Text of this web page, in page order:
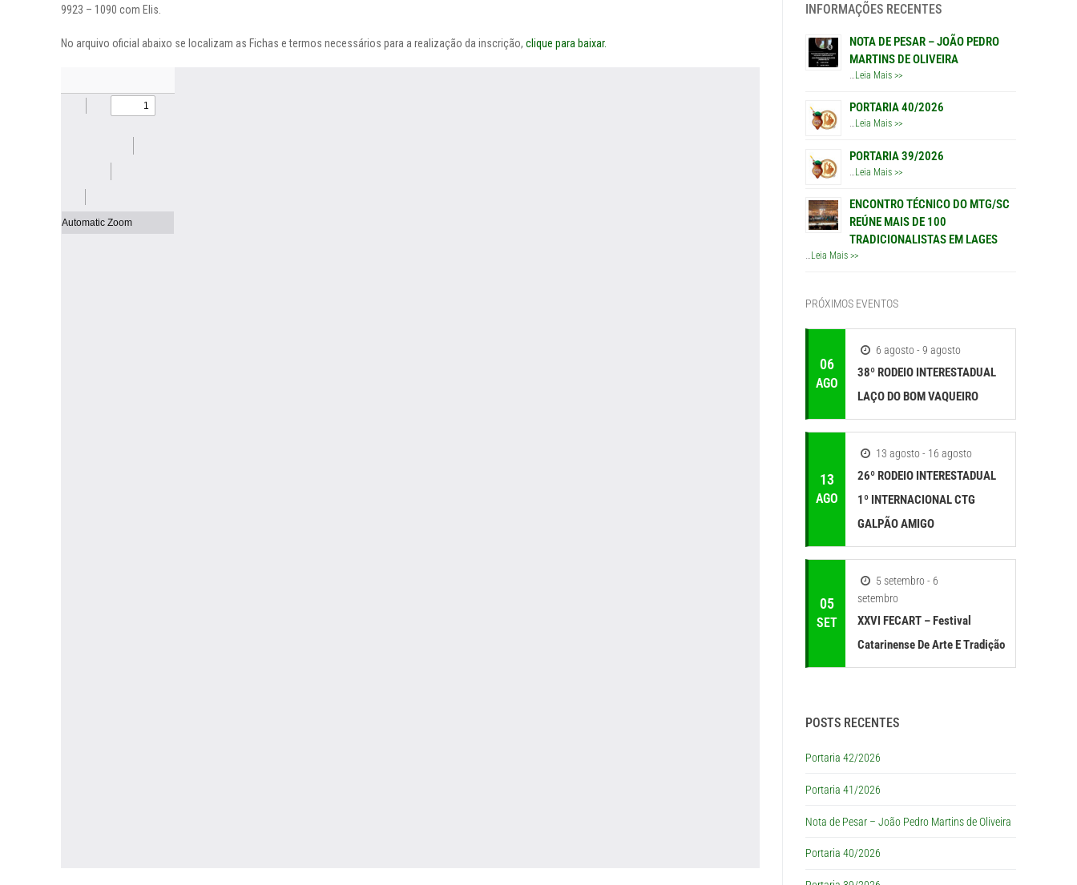
9923 – 1090 com Elis.
No arquivo oficial abaixo se localizam as Fichas e termos necessários para a realização da inscrição, clique para baixar.
INFORMAÇÕES RECENTES
NOTA DE PESAR – JOÃO PEDRO
MARTINS DE OLIVEIRA
…Leia Mais >>
PORTARIA 40/2026
…Leia Mais >>
PORTARIA 39/2026
Leia Mais >>
ENCONTRO TÉCNICO DO MTG/SC
REÚNE MAIS DE 100
TRADICIONALISTAS EM LAGES
…Leia Mais >>
PRÓXIMOS EVENTOS
06
AGO
6 agosto - 9 agosto
38º RODEIO INTERESTADUAL
LAÇO DO BOM VAQUEIRO
13
AGO
13 agosto - 16 agosto
26º RODEIO INTERESTADUAL
1º INTERNACIONAL CTG
GALPÃO AMIGO
05
SET
5 setembro - 6
setembro
XXVI FECART – Festival
Catarinense De Arte E Tradição
POSTS RECENTES
Portaria 42/2026
Portaria 41/2026
Nota de Pesar – João Pedro Martins de Oliveira
Portaria 40/2026